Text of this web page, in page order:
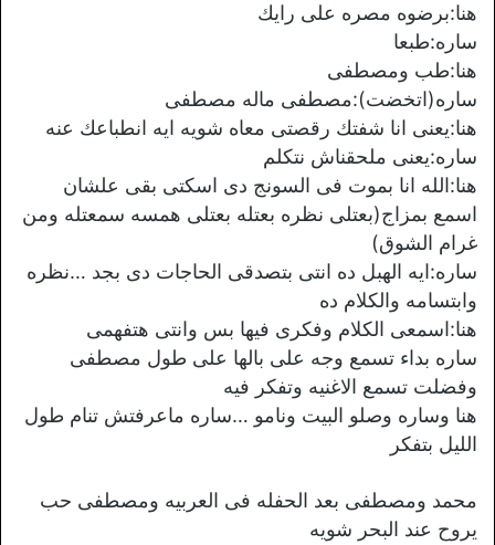
هنا:برضوه مصره على رايك
ساره:طبعا
هنا:طب ومصطفى
ساره(اتخضت):مصطفى ماله مصطفى
هنا:يعنى انا شفتك رقصتى معاه شويه ايه انطباعك عنه
ساره:يعنى ملحقناش نتكلم
هنا:الله انا بموت فى السونج دى اسكتى بقى علشان
اسمع بمزاج(بعتلى نظره بعتله بعتلى همسه سمعتله ومن
غرام الشوق)
ساره:ايه الهبل ده انتى بتصدقى الحاجات دى بجد …نظره
وابتسامه والكلام ده
هنا:اسمعى الكلام وفكرى فيها بس وانتى هتفهمى
ساره بداء تسمع وجه على بالها على طول مصطفى
وفضلت تسمع الاغنيه وتفكر فيه
هنا وساره وصلو البيت ونامو …ساره ماعرفتش تنام طول
الليل بتفكر
محمد ومصطفى بعد الحفله فى العربيه ومصطفى حب
يروح عند البحر شويه